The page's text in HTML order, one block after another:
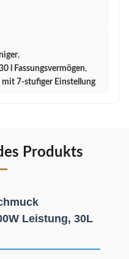
,
l Fassungsvermögen,
7-stufiger Einstellung
Produkts
Leistung, 30L